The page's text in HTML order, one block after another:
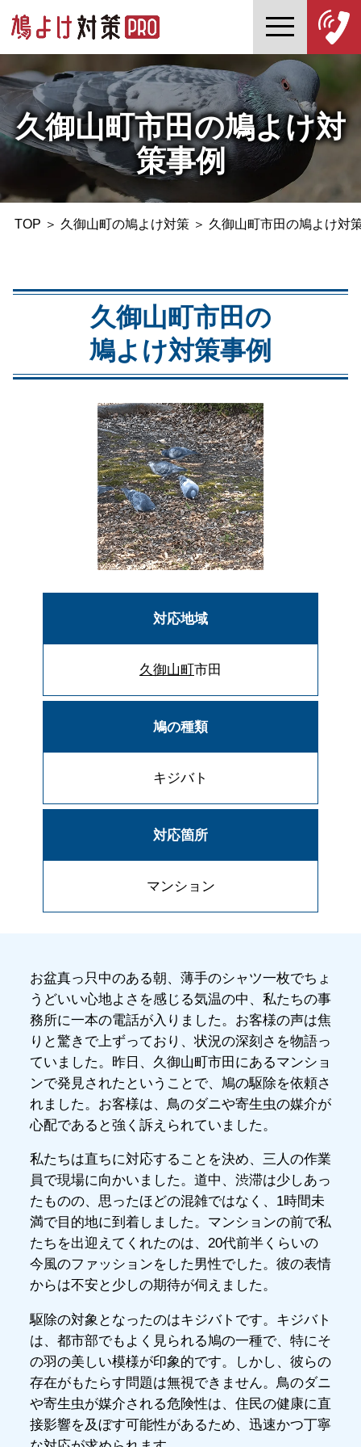
久御山町市田の鳩よけ対
策事例
TOP ＞ 久御山町の鳩よけ対策＞ 久御山町市田の鳩よけ対
久御山町市田の
鳩よけ対策事例
対応地域
久御山町 市田
鳩の種類
キジバト
対応箇所
マンション
お盆真っ只中のある朝、薄手のシャツ一枚でちょ
うどいい心地よさを感じる気温の中、私たちの事
務所に一本の電話が入りました。お客様の声は焦
りと驚きで上ずっており、状況の深刻さを物語っ
ていました。昨日、久御山町市田にあるマンショ
ンで発見されたということで、鳩の駆除を依頼さ
れました。お客様は、鳥のダニや寄生虫の媒介が
心配であると強く訴えられていました。
私たちは直ちに対応することを決め、三人の作業
員で現場に向かいました。道中、渋滞は少しあっ
たものの、思ったほどの混雑ではなく、1時間未
満で目的地に到着しました。マンションの前で私
たちを出迎えてくれたのは、20代前半くらいの
今風のファッションをした男性でした。彼の表情
からは不安と少しの期待が伺えました。
駆除の対象となったのはキジバトです。キジバト
は、都市部でもよく見られる鳩の一種で、特にそ
の羽の美しい模様が印象的です。しかし、彼らの
存在がもたらす問題は無視できません。鳥のダニ
や寄生虫が媒介される危険性は、住民の健康に直
接影響を及ぼす可能性があるため、迅速かつ丁寧